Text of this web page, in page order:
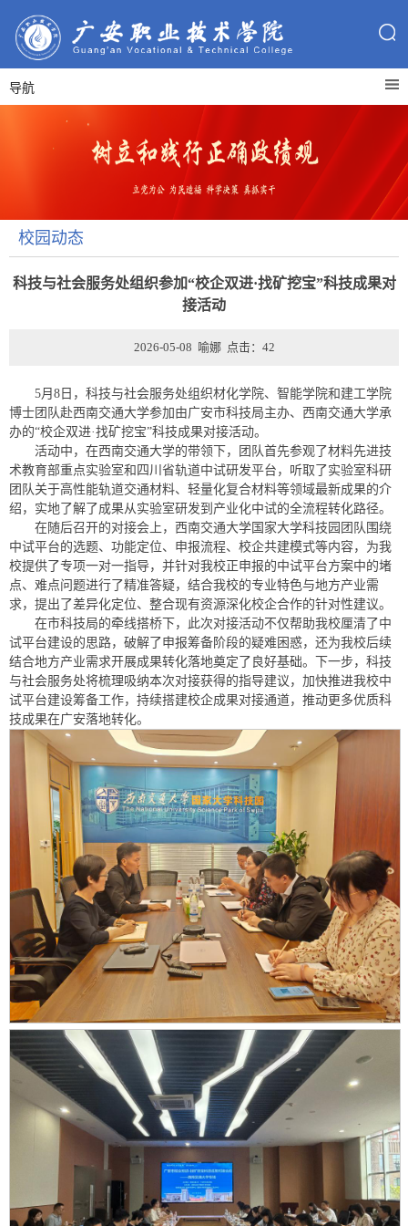
导航
校园动态
科技与社会服务处组织参加“校企双进·找矿挖宝”科技成果对
接活动
2026-05-08 喻娜 点击： 42
5月8日，科技与社会服务处组织材化学院、智能学院和建工学院
博士团队赴西南交通大学参加由广安市科技局主办、西南交通大学承
办的“校企双进·找矿挖宝”科技成果对接活动。
活动中，在西南交通大学的带领下，团队首先参观了材料先进技
术教育部重点实验室和四川省轨道中试研发平台，听取了实验室科研
团队关于高性能轨道交通材料、轻量化复合材料等领域最新成果的介
绍，实地了解了成果从实验室研发到产业化中试的全流程转化路径。
在随后召开的对接会上，西南交通大学国家大学科技园团队围绕
中试平台的选题、功能定位、申报流程、校企共建模式等内容，为我
校提供了专项一对一指导，并针对我校正申报的中试平台方案中的堵
点、难点问题进行了精准答疑，结合我校的专业特色与地方产业需
求，提出了差异化定位、整合现有资源深化校企合作的针对性建议。
在市科技局的牵线搭桥下，此次对接活动不仅帮助我校厘清了中
试平台建设的思路，破解了申报筹备阶段的疑难困惑，还为我校后续
结合地方产业需求开展成果转化落地奠定了良好基础。下一步，科技
与社会服务处将梳理吸纳本次对接获得的指导建议，加快推进我校中
试平台建设筹备工作，持续搭建校企成果对接通道，推动更多优质科
技成果在广安落地转化。